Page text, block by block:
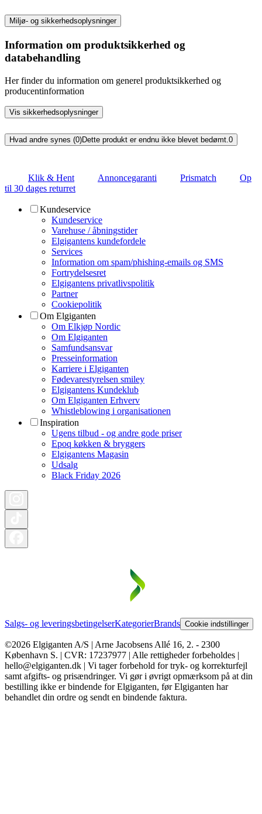
Miljø- og sikkerhedsoplysninger
Information om produktsikkerhed og
databehandling
Her finder du information om generel produktsikkerhed og
producentinformation
Vis sikkerhedsoplysninger
Hvad andre synes (0)Dette produkt er endnu ikke blevet bedømt. 0
Klik & Hent Annoncegaranti Prismatch
Op
til 30 dages returret
Kundeservice
Kundeservice
Varehuse / åbningstider
Elgigantens kundefordele
Services
Information om spam/phishing-emails og SMS
Fortrydelsesret
Elgigantens privatlivspolitik
Partner
Cookiepolitik
Om Elgiganten
Om Elkjøp Nordic
Om Elgiganten
Samfundsansvar
Presseinformation
Karriere i Elgiganten
Fødevarestyrelsen smiley
Elgigantens Kundeklub
Om Elgiganten Erhverv
Whistleblowing i organisationen
Inspiration
Ugens tilbud - og andre gode priser
Epoq køkken & bryggers
Elgigantens Magasin
Udsalg
Black Friday 2026
Salgs- og leveringsbetingelserKategorierBrands Cookie indstillinger
©2026 Elgiganten A/S | Arne Jacobsens Allé 16, 2. - 2300
København S. | CVR: 17237977 | Alle rettigheder forbeholdes |
hello@elgiganten.dk | Vi tager forbehold for tryk- og korrekturfejl
samt afgifts- og prisændringer. Vi gør i øvrigt opmærksom på at din
bestilling ikke er bindende for Elgiganten, før Elgiganten har
behandlet din ordre og sendt en bindende faktura.